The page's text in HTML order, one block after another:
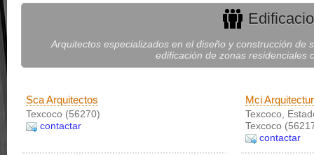
Arquitectos especializados en el diseño y construcción
edificación de zonas residenciales
Sca Arquitectos
Texcoco (56270)
contactar
Mci
Texcoco,
Texcoco
contactar